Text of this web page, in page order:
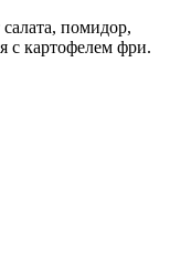
помидор,
с картофелем фри.